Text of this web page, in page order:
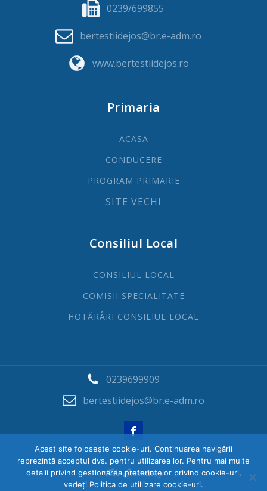
0239/699855
bertestiidejos@br.e-adm.ro
www.bertestiidejos.ro
Primaria
ACASA
CONDUCERE
PROGRAM PRIMARIE
SITE VECHI
Consiliul Local
CONSILIUL LOCAL
COMISII SPECIALITATE
HOTĂRÂRI CONSILIUL LOCAL
0239699909
bertestiidejos@br.e-adm.ro
Acest site folosește cookie-uri. Continuarea navigării
reprezintă acceptul dvs. pentru utilizarea lor. Pentru mai multe
detalii privind gestionarea preferințelor privind cookie-uri,
vedeți Politica de utillizare cookie-uri.